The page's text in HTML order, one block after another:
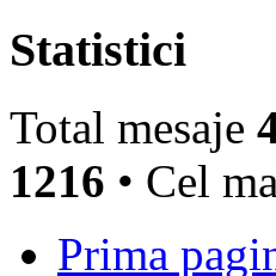
Statistici
Total mesaje
1216 • Cel
Prima